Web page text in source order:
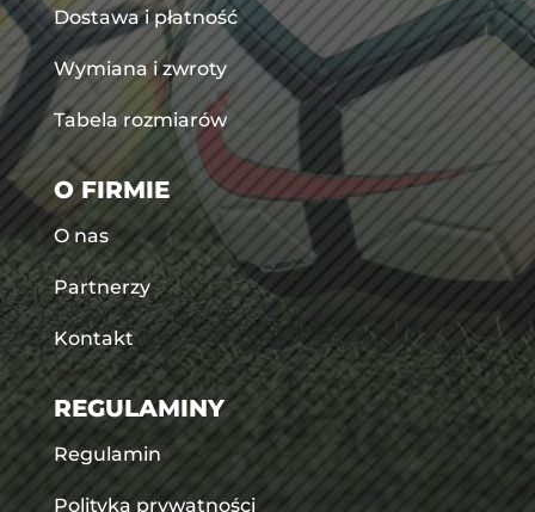
Dostawa i płatność
Wymiana i zwroty
Tabela rozmiarów
O FIRMIE
O nas
Partnerzy
Kontakt
REGULAMINY
Regulamin
Polityka prywatności